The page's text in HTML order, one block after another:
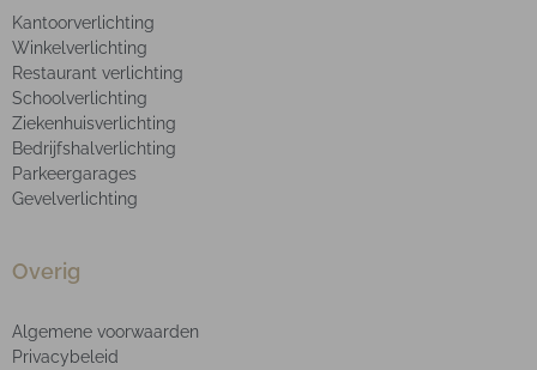
Kantoorverlichting
Winkelverlichting
Restaurant verlichting
Schoolverlichting
Ziekenhuisverlichting
Bedrijfshalverlichting
Parkeergarages
Gevelverlichting
Overig
Algemene voorwaarden
Privacybeleid